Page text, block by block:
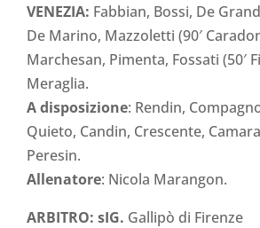
VENEZIA: Fabbian, Bossi, De
De Marino, Mazzoletti (90′
Marchesan, Pimenta, Fossati (50′
Meraglia.
A disposizione: Rendin,
Quieto, Candin, Crescente,
Peresin.
Allenatore: Nicola Marangon.
ARBITRO: sIG. Gallipò di Firenze